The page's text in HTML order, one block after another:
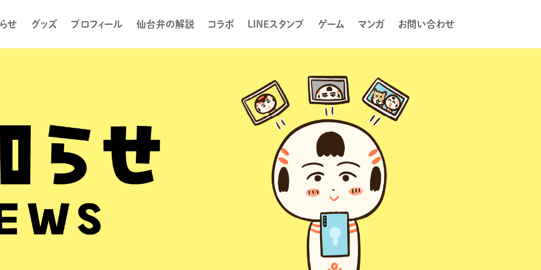
せ グッズ プロフィール 仙台弁の解説 コラボ LINEスタンプ ゲーム マンガ お問い合わせ